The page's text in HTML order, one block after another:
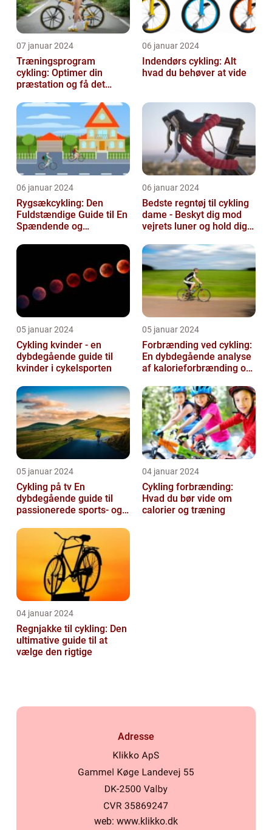
07 januar 2024
Træningsprogram
cykling: Optimer din
præstation og få det
træningssessioner
06 januar 2024
Indendørs cykling: Alt
hvad du behøver at vide
06 januar 2024
Rygsækcykling: Den
Fuldstændige Guide til En
Spændende og
06 januar 2024
Bedste regntøj til cykling
dame - Beskyt dig mod
vejrets luner og hold dig
05 januar 2024
Cykling kvinder - en
dybdegående guide til
kvinder i cykelsporten
05 januar 2024
Forbrænding ved cykling:
En dybdegående analyse
af kalorieforbrænding og
si...
05 januar 2024
Cykling på tv En
dybdegående guide til
passionerede sports- og
04 januar 2024
Cykling forbrænding:
Hvad du bør vide om
calorier og træning
04 januar 2024
Regnjakke til cykling: Den
ultimative guide til at
vælge den rigtige
Adresse
web: www.klikko.dk